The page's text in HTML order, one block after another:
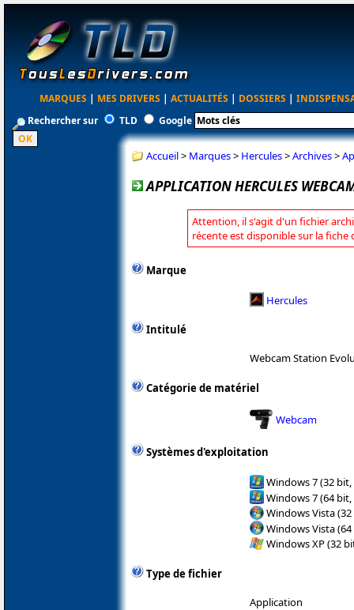
MARQUES | MES DRIVERS | ACTUALITÉS | DOSSIERS |
Rechercher sur
TLD Google
Accueil> Marques> Hercules>Archives>
APPLICATION HERCULES
Attention, il s'agit d'un fichier
récente est disponible sur la fiche
Marque
Hercules
Intitulé
Webcam Station
Catégorie de matériel
Webcam
Systèmes d'exploitation
Windows 7 (32 bit,
Windows 7 (64 bit,
Windows Vista
Windows Vista
Windows XP (32
Type de fichier
Application